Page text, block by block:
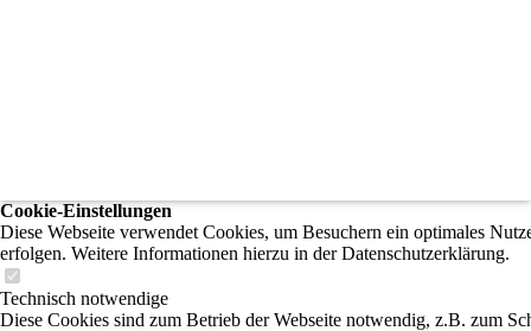
Cookie-Einstellungen
Diese Webseite verwendet Cookies, um Besuchern ein optimales
erfolgen. Weitere Informationen hierzu in der Datenschutzerklärung.
Technisch notwendige
Diese Cookies sind zum Betrieb der Webseite notwendig, z.B. zum